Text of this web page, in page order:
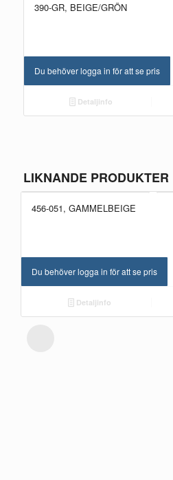
390-GR, BEIGE/GRÖN
Du behöver logga in för att se pris
Detaljinfo
LIKNANDE PRODUKTER
456-051, GAMMELBEIGE
Du behöver logga in för att se pris
Detaljinfo